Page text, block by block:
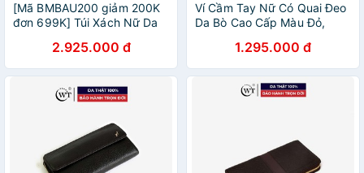
[Mã BMBAU200 giảm 200K
đơn 699K] Túi Xách Nữ Da
Chính Hãng 0917.2
2.925.000 đ
Ví Cầm Tay Nữ Có Quai Đeo
Da Bò Cao Cấp Màu Đỏ,
0954.3, 0954.7
1.295.000 đ